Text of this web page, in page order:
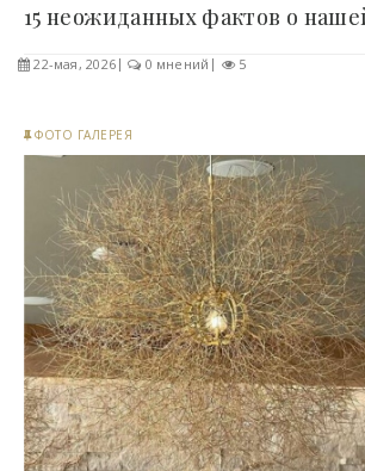
22-мая, 2026 0 мнений 5
ФОТО ГАЛЕРЕЯ